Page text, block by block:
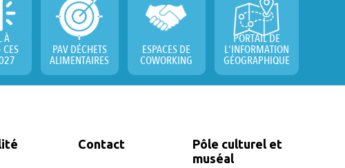
À
CES PAV DÉCHETS
ALIMENTAIRES
ESPACES DE
COWORKING
PORTAIL DE
L'INFORMATION
GÉOGRAPHIQUE
Contact
Pôle culturel et
muséal